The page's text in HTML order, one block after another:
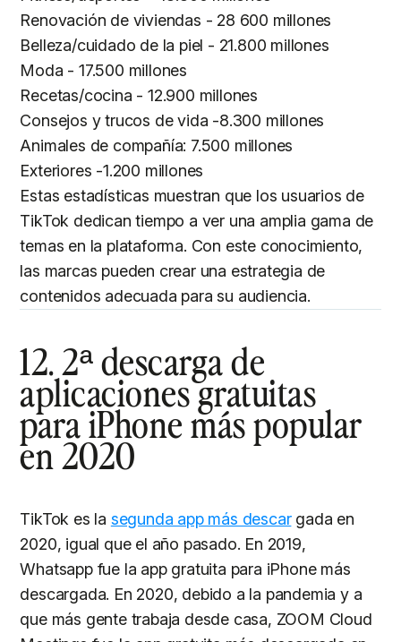
Renovación de viviendas - 28 600 millones
Belleza/cuidado de la piel - 21.800 millones
Moda - 17.500 millones
Recetas/cocina - 12.900 millones
Consejos y trucos de vida -8.300 millones
Animales de compañía: 7.500 millones
Exteriores -1.200 millones
Estas estadísticas muestran que los usuarios de
TikTok dedican tiempo a ver una amplia gama de
temas en la plataforma. Con este conocimiento,
las marcas pueden crear una estrategia de
contenidos adecuada para su audiencia.
12. 2ª descarga de
aplicaciones gratuitas
para iPhone más popular
en 2020
TikTok es la segunda app más descargada en
2020, igual que el año pasado. En 2019,
Whatsapp fue la app gratuita para iPhone más
descargada. En 2020, debido a la pandemia y a
que más gente trabaja desde casa, ZOOM Cloud